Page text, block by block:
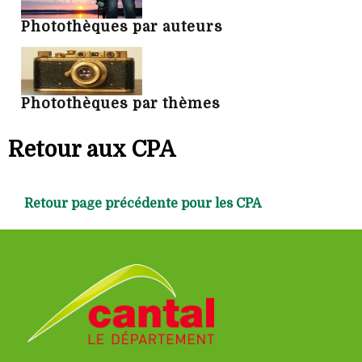
Photothèques par auteurs
Photothèques par thèmes
Retour aux CPA
Retour page précédente pour les CPA